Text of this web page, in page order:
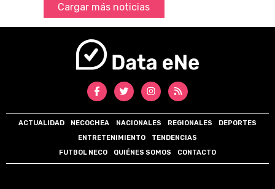
Cargar más noticias
ACTUALIDAD NECOCHEA NACIONALES REGIONALES
DEPORTES
ENTRETENIMIENTO
TENDENCIAS
FUTBOL NECO
QUIÉNES SOMOS CONTACTO